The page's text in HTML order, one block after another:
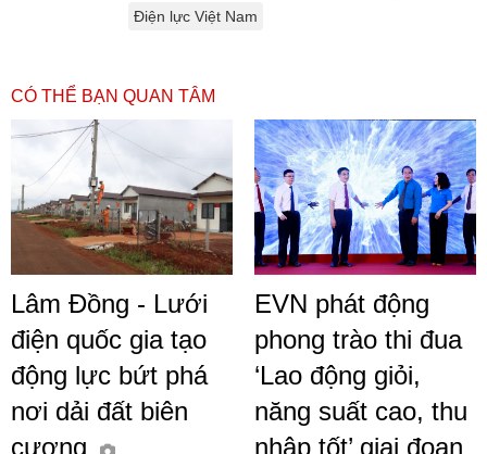
Điện lực Việt Nam
CÓ THỂ BẠN QUAN TÂM
Lâm Đồng - Lưới
điện quốc gia tạo
động lực bứt phá
nơi dải đất biên
cương
EVN phát động
phong trào thi đua
‘Lao động giỏi,
năng suất cao, thu
nhập tốt’ giai đoạn